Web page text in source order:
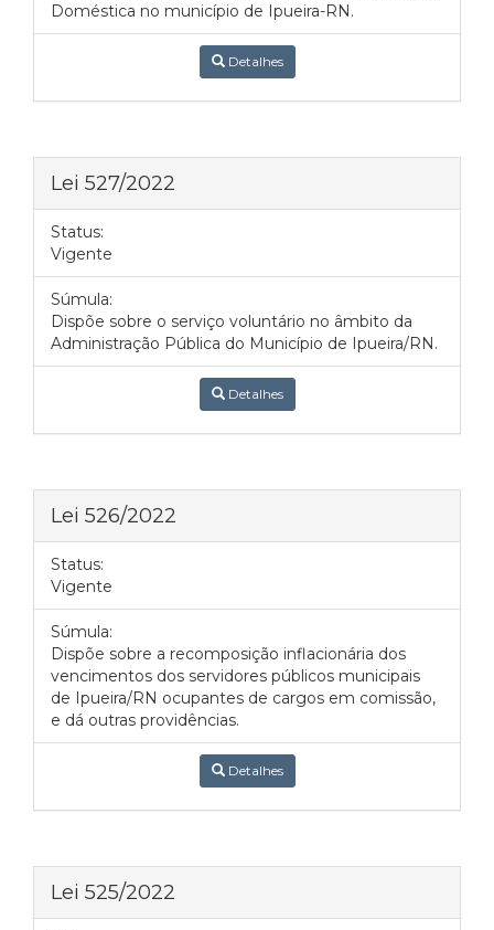
Doméstica no município de Ipueira-RN.
Detalhes
Lei 527/2022
Status:
Vigente
Súmula:
Dispõe sobre o serviço voluntário no âmbito da
Administração Pública do Município de Ipueira/RN.
Detalhes
Lei 526/2022
Status:
Vigente
Súmula:
Dispõe sobre a recomposição inflacionária dos
vencimentos dos servidores públicos municipais
de Ipueira/RN ocupantes de cargos em comissão,
e dá outras providências.
Detalhes
Lei 525/2022